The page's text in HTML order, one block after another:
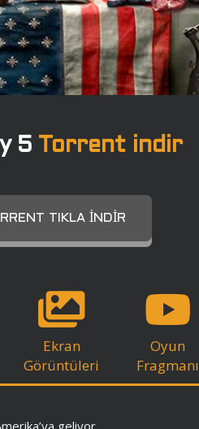
5 Torrent indir
TIKLA İNDIR
Ekran
Görüntüleri
Oyun
Fragmanı
geliyor.